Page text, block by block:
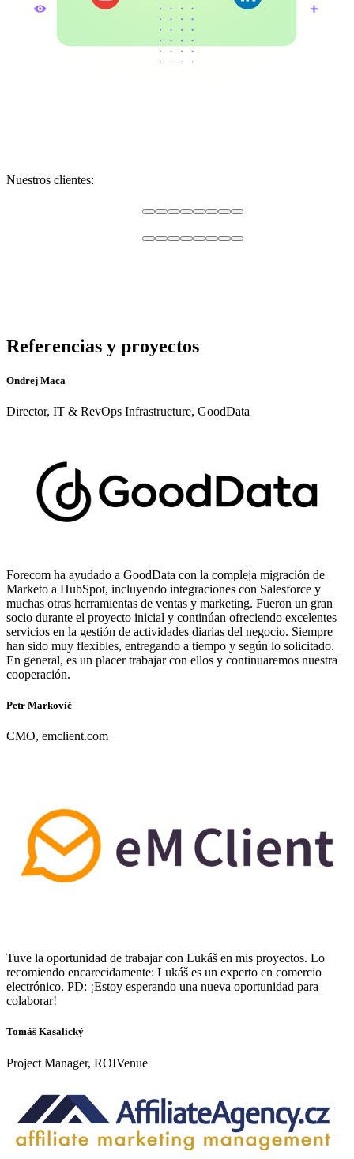
Nuestros clientes:
Referencias y proyectos
Ondrej Maca
Director, IT & RevOps Infrastructure, GoodData
Forecom ha ayudado a GoodData con la compleja migración de
Marketo a HubSpot, incluyendo integraciones con Salesforce y
muchas otras herramientas de ventas y marketing. Fueron un gran
socio durante el proyecto inicial y continúan ofreciendo excelentes
servicios en la gestión de actividades diarias del negocio. Siempre
han sido muy flexibles, entregando a tiempo y según lo solicitado.
En general, es un placer trabajar con ellos y continuaremos nuestra
cooperación.
Petr Markovič
CMO, emclient.com
Tuve la oportunidad de trabajar con Lukáš en mis proyectos. Lo
recomiendo encarecidamente: Lukáš es un experto en comercio
electrónico. PD: ¡Estoy esperando una nueva oportunidad para
colaborar!
Tomáš Kasalický
Project Manager, ROIVenue